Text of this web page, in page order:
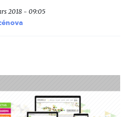
2018 - 09:05